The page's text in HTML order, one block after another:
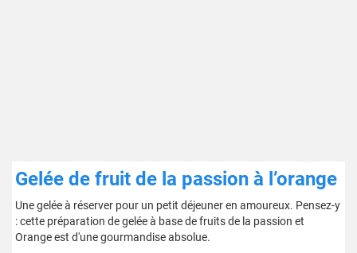
Gelée de fruit de la passion à l’orange
Une gelée à réserver pour un petit déjeuner en amoureux. Pensez-y
: cette préparation de gelée à base de fruits de la passion et
Orange est d'une gourmandise absolue.